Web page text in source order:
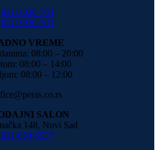
021/3026-704
021/3026-705
VREME
08:00 – 20:00
08:00 – 14:00
08:00 – 12:00
SALON
148, Novi Sad
021/654-6537